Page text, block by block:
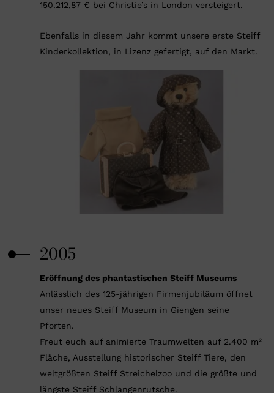
150.212,87 € bei Christie’s in London versteigert.
Ebenfalls in diesem Jahr kommt unsere erste Steiff
Kinderkollektion, in Lizenz gefertigt, auf den Markt.
2005
Eröffnung des phantastischen Steiff Museums
Anlässlich des 125-jährigen Firmenjubiläum öffnet
unser neues Steiff Museum in Giengen seine
Pforten.
Freut euch auf animierte Traumwelten auf 2.400 m²
Fläche, Ausstellung historischer Steiff Tiere, den
weltgrößten Steiff Streichelzoo und die größte und
längste Steiff Schlangenrutsche.